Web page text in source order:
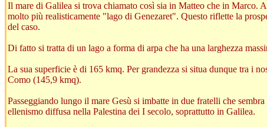
Il mare di Galilea si trova chiamato così sia in Matteo che in Marco.
molto più realisticamente "lago di Genezaret". Questo riflette la
del caso.
Di fatto si tratta di un lago a forma di arpa che ha una larghezza
La sua superficie è di 165 kmq. Per grandezza si situa dunque tra i
Como (145,9 kmq).
Passeggiando lungo il mare Gesù si imbatte in due fratelli che
ellenismo diffusa nella Palestina dei I secolo, soprattutto in Galilea.